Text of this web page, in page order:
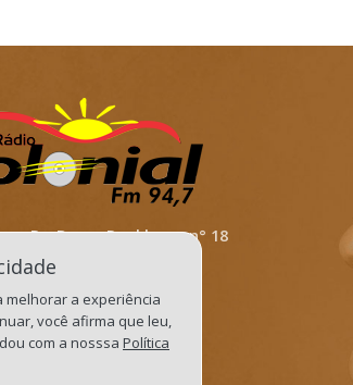
Dr. Bruno Dockhorn, n° 18
Maio/RS
000
melhorar a experiência
você afirma que leu,
com a nosssa Política